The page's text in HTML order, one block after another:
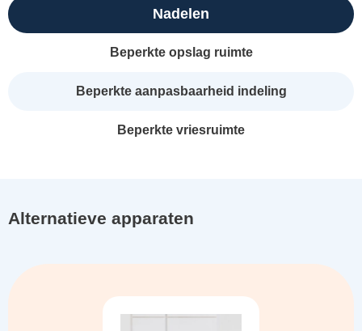
Nadelen
Beperkte opslag ruimte
Beperkte aanpasbaarheid indeling
Beperkte vriesruimte
Alternatieve apparaten